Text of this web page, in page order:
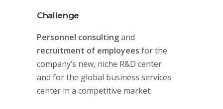
Challenge
Personnel consultingand
recruitment of employees for the
company’s new, niche R&D center
and for the global business services
center in a competitive market.